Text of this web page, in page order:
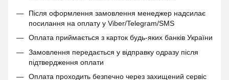
Після оформлення замовлення менеджер надсилає
посилання на оплату у Viber/Telegram/SMS
Оплата приймається з карток будь-яких банків України
Замовлення передається у відправку одразу після
підтвердження оплати
Оплата проходить безпечно через захищений сервіс